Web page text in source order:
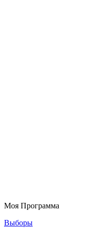
Моя Программа
Выборы